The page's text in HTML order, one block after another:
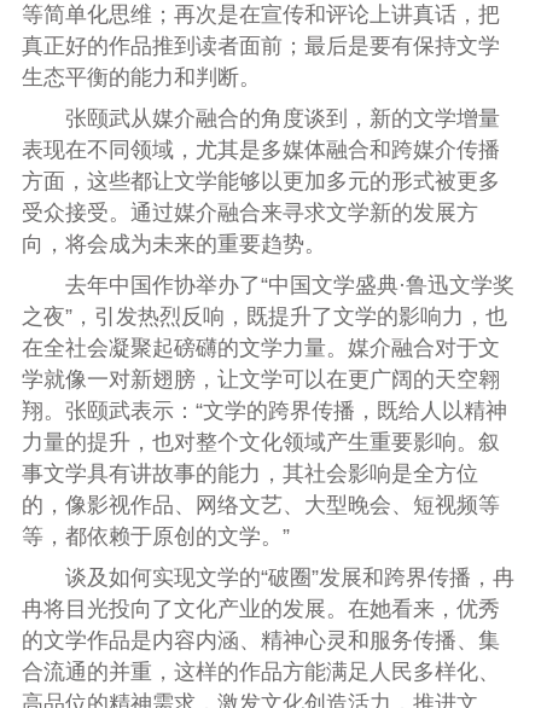
等简单化思维；再次是在宣传和评论上讲真话，把
真正好的作品推到读者面前；最后是要有保持文学
生态平衡的能力和判断。
张颐武从媒介融合的角度谈到，新的文学增量
表现在不同领域，尤其是多媒体融合和跨媒介传播
方面，这些都让文学能够以更加多元的形式被更多
受众接受。通过媒介融合来寻求文学新的发展方
向，将会成为未来的重要趋势。
去年中国作协举办了“中国文学盛典·鲁迅文学奖
之夜”，引发热烈反响，既提升了文学的影响力，也
在全社会凝聚起磅礴的文学力量。媒介融合对于文
学就像一对新翅膀，让文学可以在更广阔的天空翱
翔。张颐武表示：“文学的跨界传播，既给人以精神
力量的提升，也对整个文化领域产生重要影响。叙
事文学具有讲故事的能力，其社会影响是全方位
的，像影视作品、网络文艺、大型晚会、短视频等
等，都依赖于原创的文学。”
谈及如何实现文学的“破圈”发展和跨界传播，冉
冉将目光投向了文化产业的发展。在她看来，优秀
的文学作品是内容内涵、精神心灵和服务传播、集
合流通的并重，这样的作品方能满足人民多样化、
高品位的精神需求，激发文化创造活力，推进文